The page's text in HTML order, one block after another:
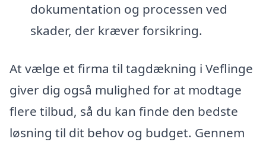
dokumentation og processen ved
skader, der kræver forsikring.
At vælge et firma til tagdækning i Veflinge
giver dig også mulighed for at modtage
flere tilbud, så du kan finde den bedste
løsning til dit behov og budget. Gennem